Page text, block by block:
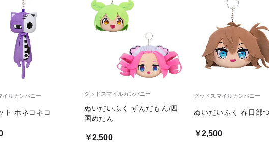
イルカンパニー
ト ホネコネコ
グッドスマイルカンパニー
ぬいだいふく ずんだもん/四
国めたん
￥2,500
グッドスマイルカンパニー
ぬいだいふく 春日部
￥2,500